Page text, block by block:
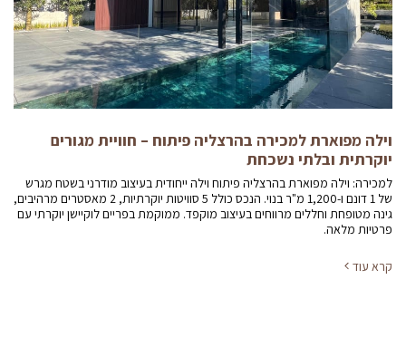
וילה מפוארת למכירה בהרצליה פיתוח – חוויית מגורים
יוקרתית ובלתי נשכחת
למכירה: וילה מפוארת בהרצליה פיתוח וילה ייחודית בעיצוב מודרני בשטח מגרש
של 1 דונם ו-1,200 מ"ר בנוי. הנכס כולל 5 סוויטות יוקרתיות, 2 מאסטרים מרהיבים,
גינה מטופחת וחללים מרווחים בעיצוב מוקפד. ממוקמת בפריים לוקיישן יוקרתי עם
פרטיות מלאה.
קרא עוד